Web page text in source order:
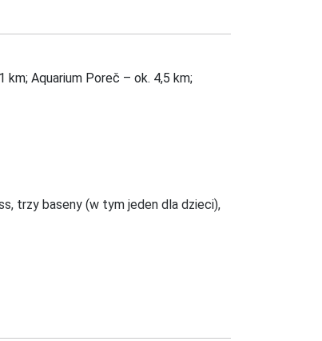
Aquarium Poreč – ok. 4,5 km;
trzy baseny (w tym jeden dla dzieci),